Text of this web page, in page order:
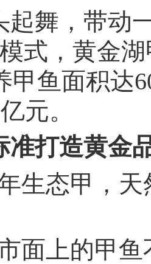
起舞，带动
式，黄金
甲鱼面积达
元。
准打造黄金
生态甲，
面上的甲